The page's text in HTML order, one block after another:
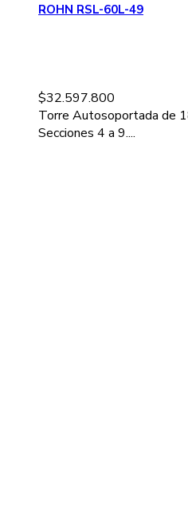
ROHN RSL-60L-49
$32.597.800
Torre Autosoportada de
Secciones 4 a 9....